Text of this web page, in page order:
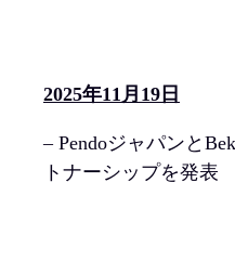
2025年11月19日
– Pendoジャパンと
トナーシップを発表